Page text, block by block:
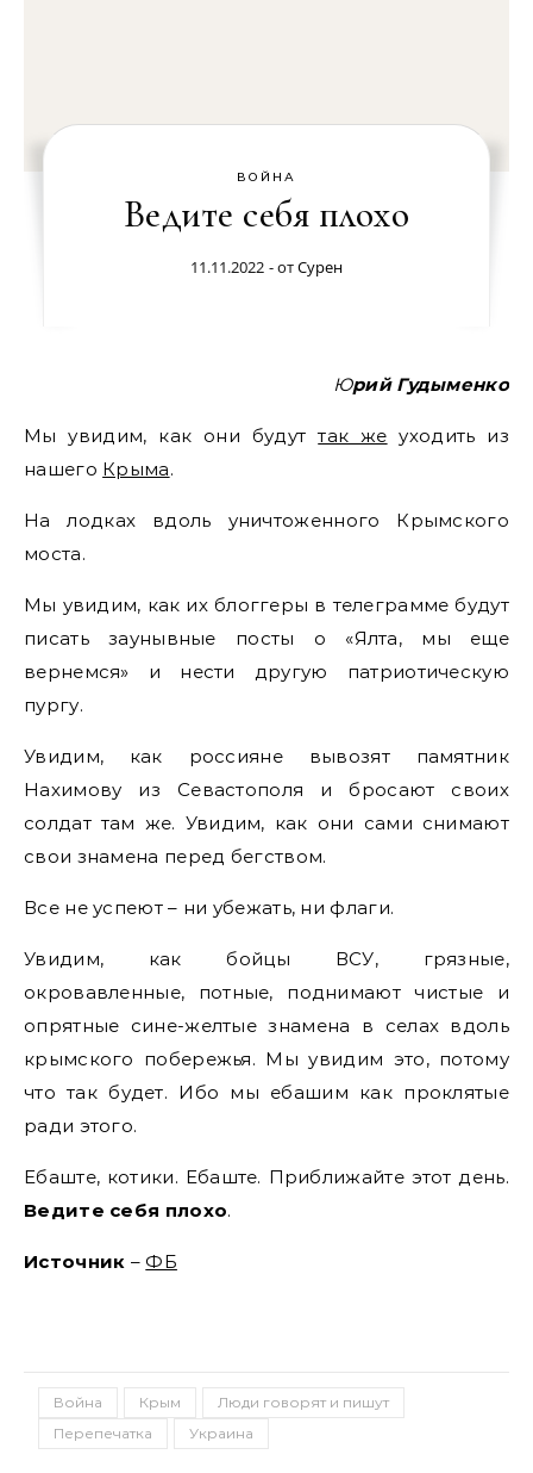
ВОЙНА
Ведите себя плохо
11.11.2022 - отСурен
Юрий Гудыменко
Мы увидим, как они будуттак же уходить из
нашего Крыма.
На лодках вдоль уничтоженного Крымского
моста.
Мы увидим, как их блоггеры в телеграмме будут
писать заунывные посты о «Ялта, мы еще
вернемся» и нести другую патриотическую
пургу.
Увидим, как россияне вывозят памятник
Нахимову из Севастополя и бросают своих
солдат там же. Увидим, как они сами снимают
свои знамена перед бегством.
Все не успеют – ни убежать, ни флаги.
Увидим, как бойцы ВСУ, грязные,
окровавленные, потные, поднимают чистые и
опрятные сине-желтые знамена в селах вдоль
крымского побережья. Мы увидим это, потому
что так будет. Ибо мы ебашим как проклятые
ради этого.
Ебаште, котики. Ебаште. Приближайте этот день.
Ведите себя плохо.
Источник – ФБ
Война Крым
Люди говорят и пишут
Перепечатка
Украина